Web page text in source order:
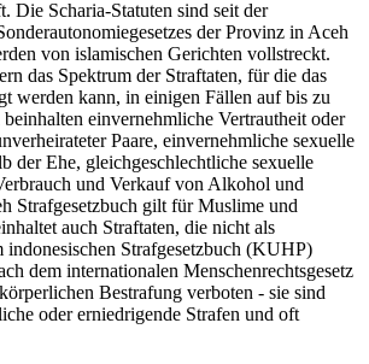
Die Scharia-Statuten sind seit der
der Provinz in Aceh
von islamischen Gerichten vollstreckt.
das Spektrum der Straftaten, für die das
werden kann, in einigen Fällen auf bis zu
einvernehmliche Vertrautheit oder
Paare, einvernehmliche sexuelle
der Ehe, gleichgeschlechtliche sexuelle
und Verkauf von Alkohol und
Strafgesetzbuch gilt für Muslime und
auch Straftaten, die nicht als
indonesischen Strafgesetzbuch (KUHP)
dem internationalen Menschenrechtsgesetz
Bestrafung verboten - sie sind
oder erniedrigende Strafen und oft